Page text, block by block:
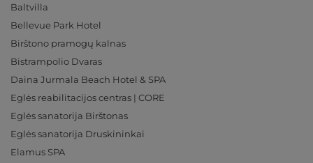
Baltvilla
Bellevue Park Hotel
Birštono pramogų kalnas
Bistrampolio Dvaras
Daina Jurmala Beach Hotel & SPA
Eglės reabilitacijos centras | CORE
Eglės sanatorija Birštonas
Eglės sanatorija Druskininkai
Elamus SPA